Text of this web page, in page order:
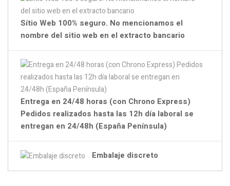
Sítio Web 100% seguro. No mencionamos el
nombre del sitio web en el extracto bancario
Entrega en 24/48 horas (con Chrono Express)
Pedidos realizados hasta las 12h día laboral se
entregan en 24/48h (España Península)
Embalaje discreto